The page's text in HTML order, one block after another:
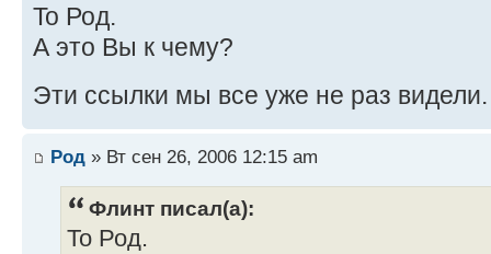
To Род.
А это Вы к чему?
Эти ссылки мы все уже не раз
Род » Вт сен 26, 2006 12:15 am
Флинт писал(а):
To Род.